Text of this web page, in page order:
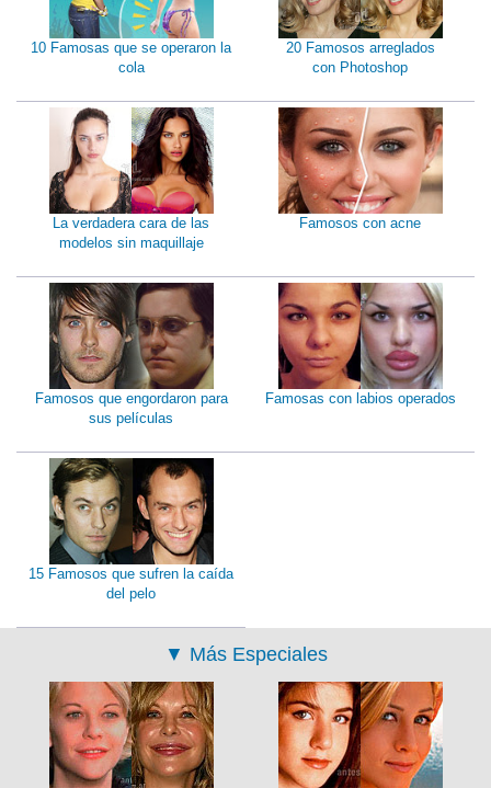
10 Famosas que se operaron la
cola
20 Famosos arreglados
con Photoshop
La verdadera cara de las
modelos sin maquillaje
Famosos con acne
Famosos que engordaron para
sus películas
Famosas con labios operados
15 Famosos que sufren la caída
del pelo
▼ Más Especiales